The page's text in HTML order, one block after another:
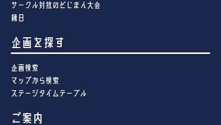
サークル対抗のどじまん大会
縁日
企画を探す
企画検索
マップから検索
ステージタイムテーブル
ご案内